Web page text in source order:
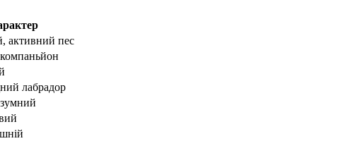
активний пес
лабрадор